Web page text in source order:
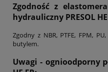
Zgodność z
hydrauliczny PRESOL
Zgodny z NBR, PTFE, FPM,
butylem.
Uwagi - ognioodporny